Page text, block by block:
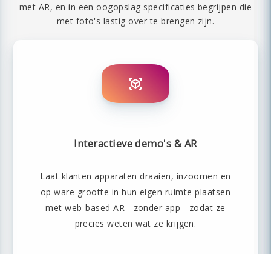
met AR, en in een oogopslag specificaties begrijpen die
met foto's lastig over te brengen zijn.
Interactieve demo's & AR
Laat klanten apparaten draaien, inzoomen en
op ware grootte in hun eigen ruimte plaatsen
met web-based AR - zonder app - zodat ze
precies weten wat ze krijgen.